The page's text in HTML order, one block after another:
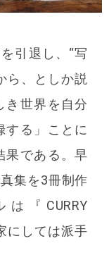
引退し、“写
ら、としか説
き世界を自分
する」ことに
果である。早
集を3冊制作
『CURRY
にしては派手